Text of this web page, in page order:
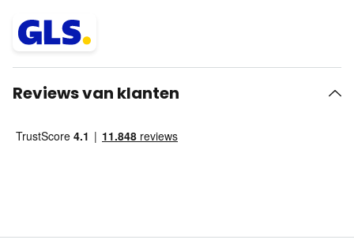
Reviews van klanten